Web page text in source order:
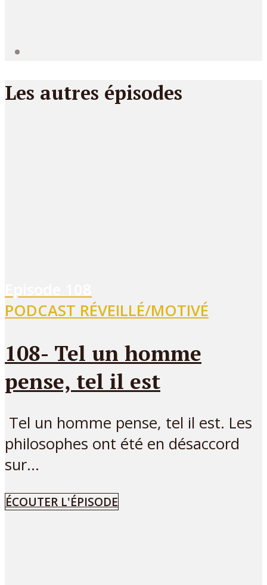
Les autres épisodes
PODCAST RÉVEILLÉ/MOTIVÉ
108- Tel un homme
pense, tel il est
Tel un homme pense, tel il est. Les
philosophes ont été en désaccord
sur...
ÉCOUTER L'ÉPISODE